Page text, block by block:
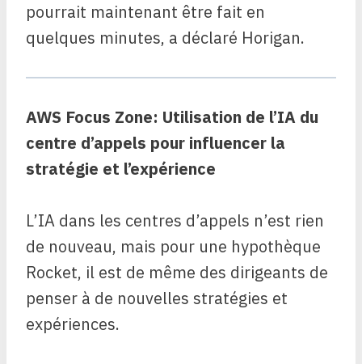
pourrait maintenant être fait en
quelques minutes, a déclaré Horigan.
AWS Focus Zone: Utilisation de l’IA du
centre d’appels pour influencer la
stratégie et l’expérience
L’IA dans les centres d’appels n’est rien
de nouveau, mais pour une hypothèque
Rocket, il est de même des dirigeants de
penser à de nouvelles stratégies et
expériences.